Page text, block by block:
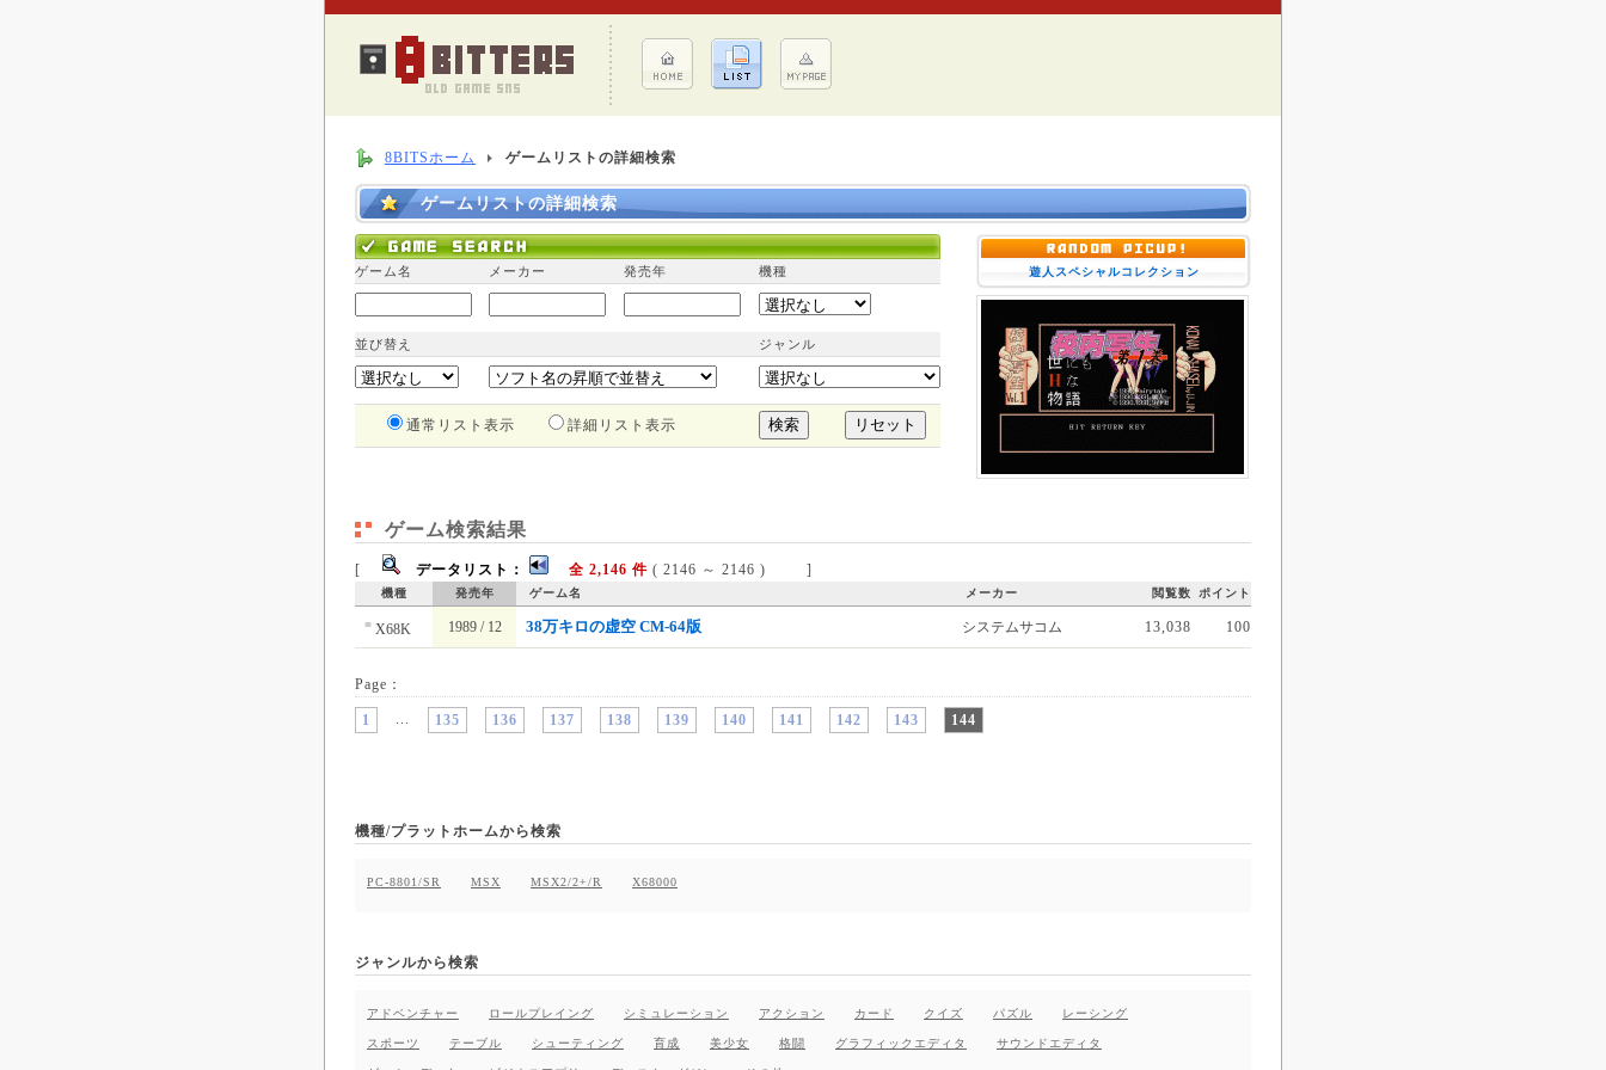
8BITSホーム ゲームリストの詳細検索
ゲームリストの詳細検索
ゲーム名 メーカー 発売年 機種
並び替え ジャンル
通常リスト表示 詳細リスト表示
遊人スペシャルコレクション
ゲーム検索結果
[ データリスト： 全 2,146 件 ( 2146 ～ 2146 ) ]
機種 発売年 ゲーム名 メーカー 閲覧数 ポイント
■ X68K 1989 / 12 38万キロの虚空 CM-64版 システムサコム 13,038 100
Page：
1 ... 135 136 137 138 139 140 141 142 143 144
機種/プラットホームから検索
PC-8801/SR MSX MSX2/2+/R X68000
ジャンルから検索
アドベンチャー ロールプレイング シミュレーション アクション カード クイズ パズル レーシング
スポーツ テーブル シューティング 育成 美少女 格闘 グラフィックエディタ サウンドエディタ